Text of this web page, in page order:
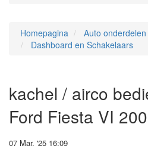
Homepagina Auto onderdelen
Dashboard en Schakelaars
kachel / airco
Ford Fiesta VI
07 Mar. '25 16:09